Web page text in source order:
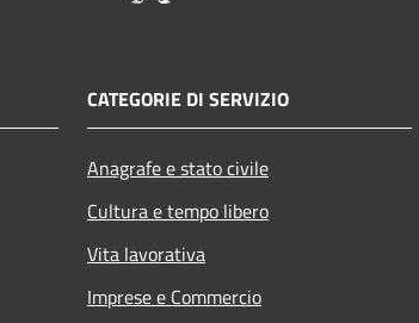
CATEGORIE DI SERVIZIO
Anagrafe e stato civile
Cultura e tempo libero
Vita lavorativa
Imprese e Commercio